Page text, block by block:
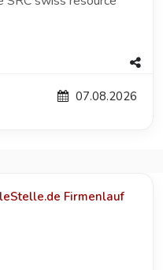
07.08.2026
Firmenlauf